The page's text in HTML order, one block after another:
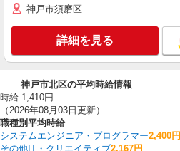
神戸市須磨区
詳細を見る
神戸市北区の平均時給情報
時給 1,410円
（2026年08月03日更新）
職種別平均時給
システムエンジニア・プログラマー2,400円
その他IT・クリエイティブ2,167円